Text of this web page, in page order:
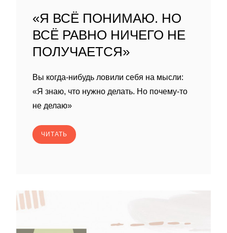
«Я ВСЁ ПОНИМАЮ. НО
ВСЁ РАВНО НИЧЕГО НЕ
ПОЛУЧАЕТСЯ»
Вы когда-нибудь ловили себя на мысли:
«Я знаю, что нужно делать. Но почему-то
не делаю»
ЧИТАТЬ